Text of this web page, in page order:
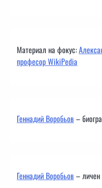
Материал на фокус:
професор WikiPedia
Геннадий Воробьов–
Геннадий Воробьов– личен